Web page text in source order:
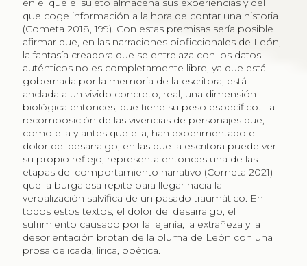
en el que el sujeto almacena sus experiencias y del
que coge información a la hora de contar una historia
(Cometa 2018, 199). Con estas premisas sería posible
afirmar que, en las narraciones bioficcionales de León,
la fantasía creadora que se entrelaza con los datos
auténticos no es completamente libre, ya que está
gobernada por la memoria de la escritora, está
anclada a un vivido concreto, real, una dimensión
biológica entonces, que tiene su peso específico. La
recomposición de las vivencias de personajes que,
como ella y antes que ella, han experimentado el
dolor del desarraigo, en las que la escritora puede ver
su propio reflejo, representa entonces una de las
etapas del comportamiento narrativo (Cometa 2021)
que la burgalesa repite para llegar hacia la
verbalización salvífica de un pasado traumático. En
todos estos textos, el dolor del desarraigo, el
sufrimiento causado por la lejanía, la extrañeza y la
desorientación brotan de la pluma de León con una
prosa delicada, lírica, poética.